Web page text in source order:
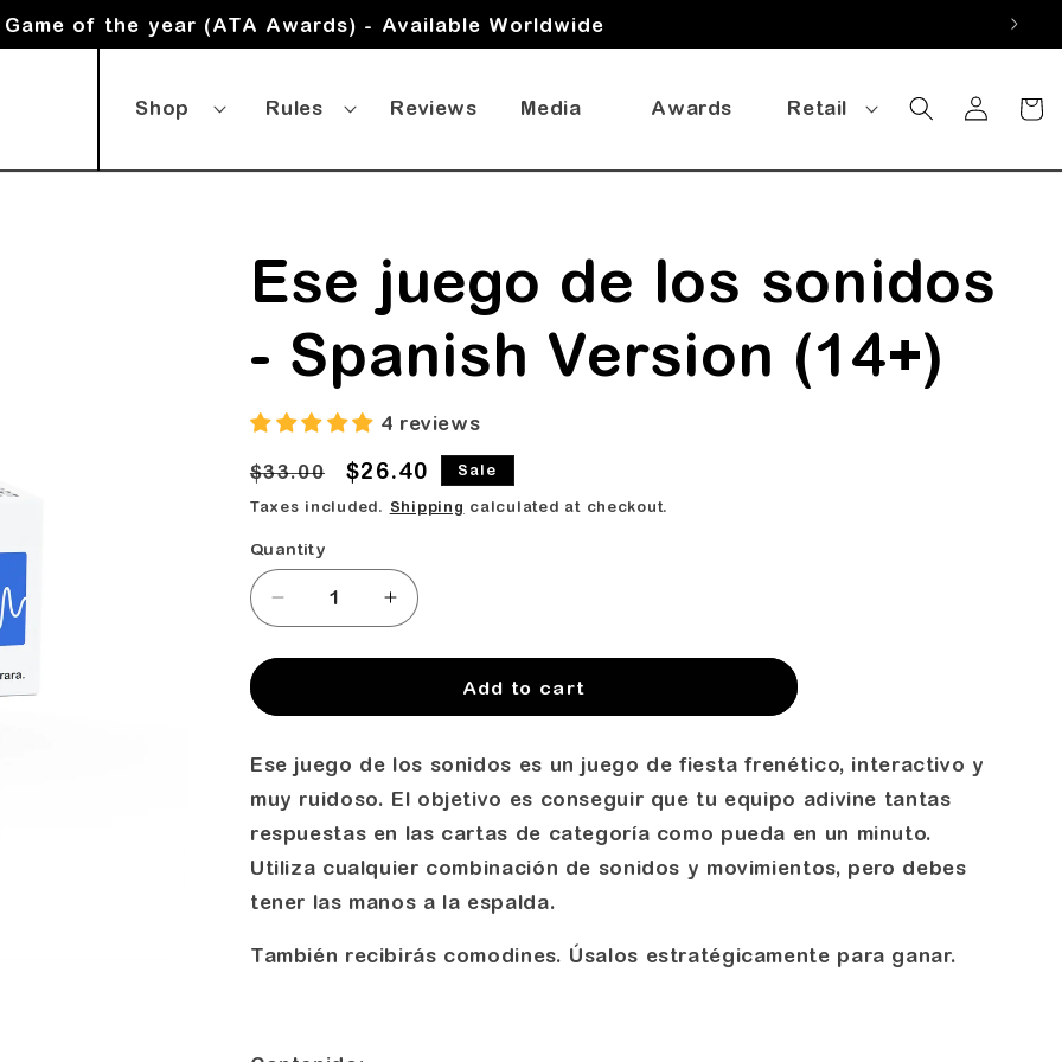
Game of the year (ATA Awards) - Available Worldwide
Shop Rules Reviews Media Awards Retail
Log
in
Cart
Ese juego de los sonidos
- Spanish Version (14+)
4 reviews
Regular
price
$33.00
Sale
price
$26.40 Sale
Taxes included. Shipping calculated at checkout.
Quantity
Decrease
quantity
for
juego
los
sonidos
-
Spanish
Version
(14+)
Increase
quantity
for
juego
los
sonidos
Spanish
Version
(14+)
Add to cart
Ese juego de los sonidos es un juego de fiesta frenético, interactivo y
muy ruidoso. El objetivo es conseguir que tu equipo adivine tantas
respuestas en las cartas de categoría como pueda en un minuto.
Utiliza cualquier combinación de sonidos y movimientos, pero debes
tener las manos a la espalda.
También recibirás comodines. Úsalos estratégicamente para ganar.